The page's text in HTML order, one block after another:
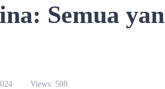
Semua
Views: 508